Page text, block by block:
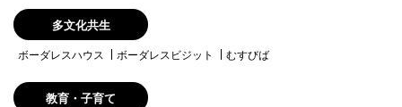
多文化共生
ボーダレスハウス ボーダレスビジット むすびば
教育・子育て